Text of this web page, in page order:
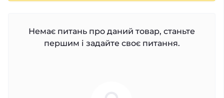
Немає питань про даний товар, станьте
першим і задайте своє питання.